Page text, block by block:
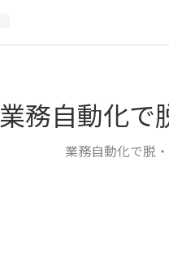
業務自動化で
業務自動化で脱